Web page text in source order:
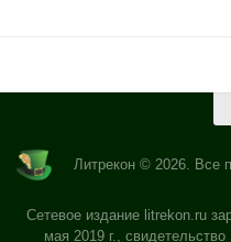
Литрекон © 2026. Все
Сетевое издание litrekon.ru
мая 2019 г.,